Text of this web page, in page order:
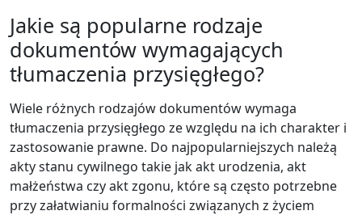
Jakie są popularne rodzaje
dokumentów wymagających
tłumaczenia przysięgłego?
Wiele różnych rodzajów dokumentów wymaga
tłumaczenia przysięgłego ze względu na ich charakter i
zastosowanie prawne. Do najpopularniejszych należą
akty stanu cywilnego takie jak akt urodzenia, akt
małżeństwa czy akt zgonu, które są często potrzebne
przy załatwianiu formalności związanych z życiem